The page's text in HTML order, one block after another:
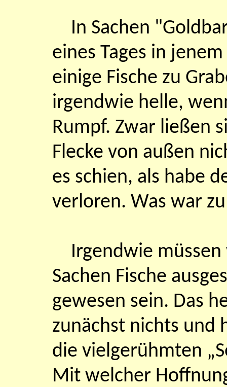
In Sachen
eines Tages in
einige Fische zu
irgendwie helle,
Rumpf. Zwar ließen
Flecke von außen
es schien, als habe
verloren. Was war
Irgendwie
Sachen Fische
gewesen sein. Das
zunächst nichts und
die vielgerühmten
Mit welcher